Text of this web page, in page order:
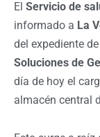
El Servicio de
informado a La
del expediente
Soluciones de
día de hoy el
almacén central